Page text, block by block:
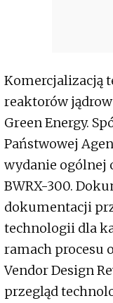
Komercjalizacją
reaktorów
Green Energy.
Państwowej
wydanie ogólnej
BWRX-300.
dokumentacji
technologii dla
ramach procesu
Vendor Design
przegląd